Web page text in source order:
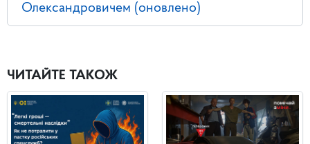
Олександровичем (оновлено)
ЧИТАЙТЕ ТАКОЖ